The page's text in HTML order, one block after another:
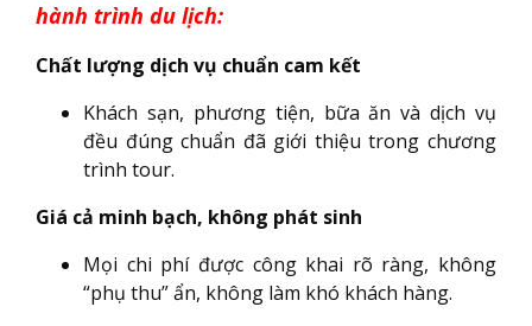
hành trình du lịch:
Chất lượng dịch vụ chuẩn cam kết
Khách sạn, phương tiện, bữa ăn và dịch vụ
đều đúng chuẩn đã giới thiệu trong chương
trình tour.
Giá cả minh bạch, không phát sinh
Mọi chi phí được công khai rõ ràng, không
“phụ thu” ẩn, không làm khó khách hàng.